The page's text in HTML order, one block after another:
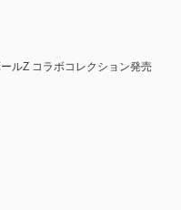
ルZ コラボコレクション発売